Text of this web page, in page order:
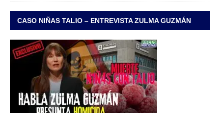
CASO NIÑAS TALIO – ENTREVISTA ZULMA GUZMÁN